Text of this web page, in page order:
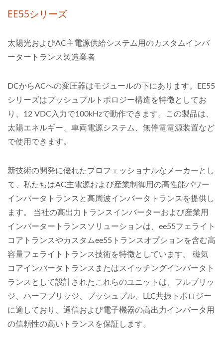
EE55シリーズ
太陽光およびAC主電源供給システム用のカスタムインバ
ータートランス製造業者
DCからACへの変圧器はモジュールの下にあります。EE55
シリーズはプッシュプルトポロジー構造を特徴としてお
り、12 VDC入力で100kHzで動作できます。この製品は、
太陽エネルギー、車両電源システム、無停電電源装置など
で使用できます。
新技術の開発に優れたプロフェッショナルなメーカーとし
て、私たちはAC主電源および産業制御用の高性能パワー
インバータトランスと高周波インバータトランスを提供し
ます。 当社の高出力トランスインバーターおよび産業用
インバータートランスソリューションは、ee55フェライト
コアトランスやカスタムee55トランスオプションを含む高
容量フェライトトランス技術を特徴としています。 磁気
コアインバータトランスまたはスイッチングインバータト
ランスとして設計されたこれらのユニットは、フルブリッ
ジ、ハーフブリッジ、プッシュプル、LLC共振トポロジー
に適しており、通信および電子機器の高出力インバータ用
の信頼性の高いトランスを保証します。